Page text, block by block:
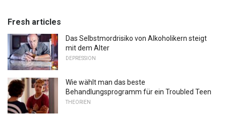
Fresh articles
Das Selbstmordrisiko von Alkoholikern steigt
mit dem Alter
DEPRESSION
Wie wählt man das beste
Behandlungsprogramm für ein Troubled Teen
THEORIEN